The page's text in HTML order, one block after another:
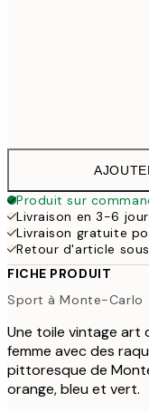
Produit sur
Livraison en 3-6
Livraison gratuite
Retour d'article
FICHE PRODUIT
Sport à Monte-Carlo
Une toile vintage art
femme avec des
pittoresque de
orange, bleu et vert.